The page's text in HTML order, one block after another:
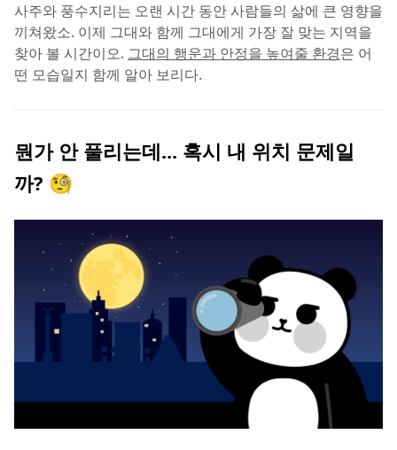
사주와 풍수지리는 오랜 시간 동안 사람들의 삶에 큰 영향을
끼쳐왔소. 이제 그대와 함께 그대에게 가장 잘 맞는 지역을
찾아 볼 시간이오. 그대의 행운과 안정을 높여줄 환경은 어
떤 모습일지 함께 알아 보리다.
뭔가 안 풀리는데... 혹시 내 위치 문제일
까? 🧐